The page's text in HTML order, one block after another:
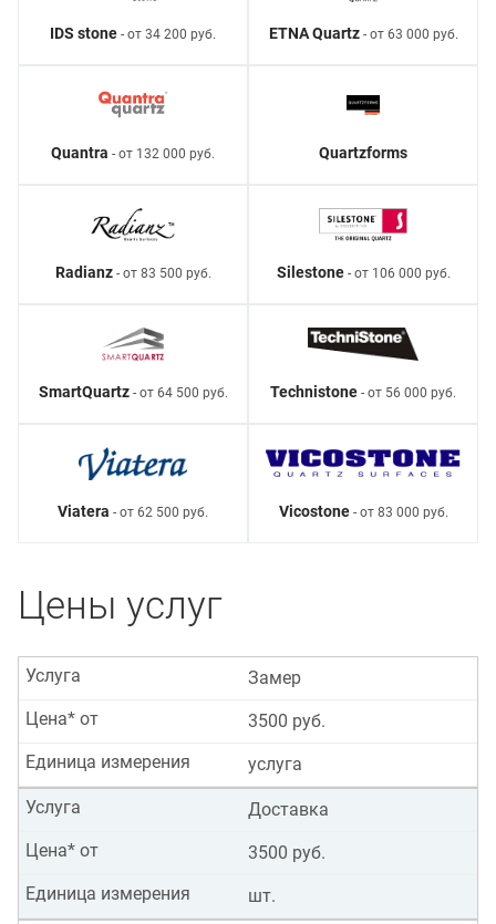
IDS stone - от 34 200 руб. ETNA Quartz- от 63 000 руб.
Quantra - от 132 000 руб. Quartzforms
Radianz- от 83 500 руб. Silestone- от 106 000 руб.
SmartQuartz- от 64 500 руб. Technistone - от 56 000 руб.
Viatera - от 62 500 руб. Vicostone- от 83 000 руб.
Цены услуг
Замер
Услуга
3500 руб.
Цена* от
услуга
Единица измерения
Доставка
Услуга
3500 руб.
Цена* от
шт.
Единица измерения